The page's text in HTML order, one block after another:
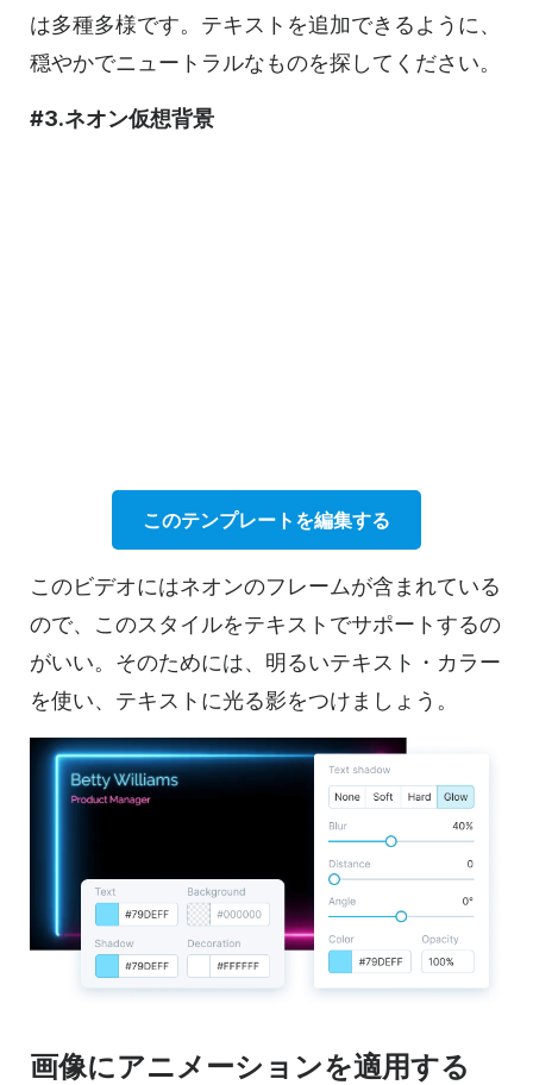
は多種多様です。テキストを追加できるように、
穏やかでニュートラルなものを探してください。
#3.ネオン仮想背景
このテンプレートを編集する
このビデオにはネオンのフレームが含まれている
ので、このスタイルをテキストでサポートするの
がいい。そのためには、明るいテキスト・カラー
を使い、テキストに光る影をつけましょう。
画像にアニメーションを適用する